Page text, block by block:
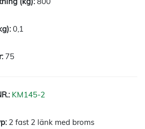
0,1
75
KM145-2
2 fast 2 länk med broms